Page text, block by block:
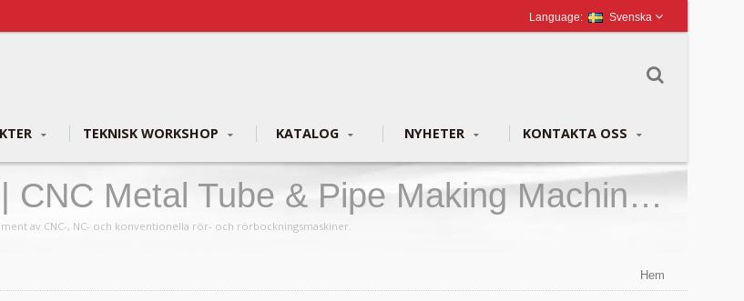
Svenska
TEKNISK WORKSHOP KATALOG NYHETER KONTAKTA OSS
CNC Metal Tube & Pipe Making Machines
av CNC-, NC- och konventionella rör- och rörbockningsmaskiner.
Hem